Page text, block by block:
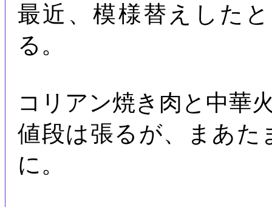
最近、模様替えした
る。
コリアン焼き肉と中華
値段は張るが、まあた
に。